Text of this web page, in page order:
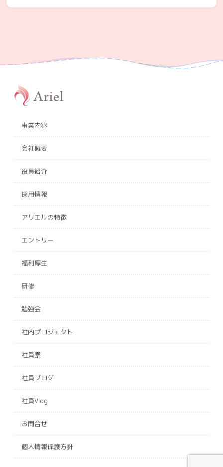
事業内容
会社概要
役員紹介
採用情報
アリエルの特徴
エントリー
福利厚生
研修
勉強会
社内プロジェクト
社員寮
社員ブログ
社員Vlog
お問合せ
個人情報保護方針